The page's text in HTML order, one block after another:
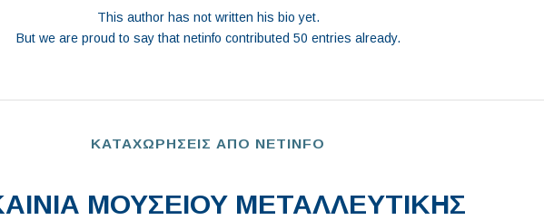
This author has not written his bio yet.
But we are proud to say that netinfo contributed 50 entries already.
ΚΑΤΑΧΩΡΗΣΕΙΣ ΑΠΟ NETINFO
ΜΟΥΣΕΙΟΥ ΜΕΤΑΛΛΕΥΤΙΚΗΣ